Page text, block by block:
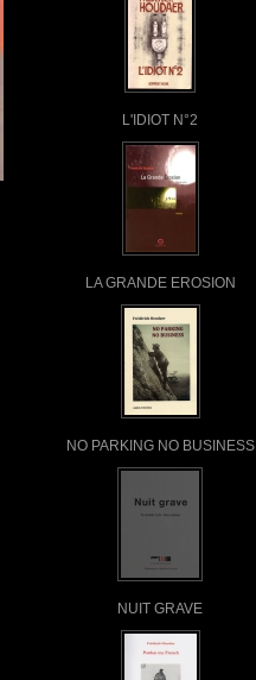
L'IDIOT N°2
LA GRANDE EROSION
NO PARKING NO BUSINESS
NUIT GRAVE